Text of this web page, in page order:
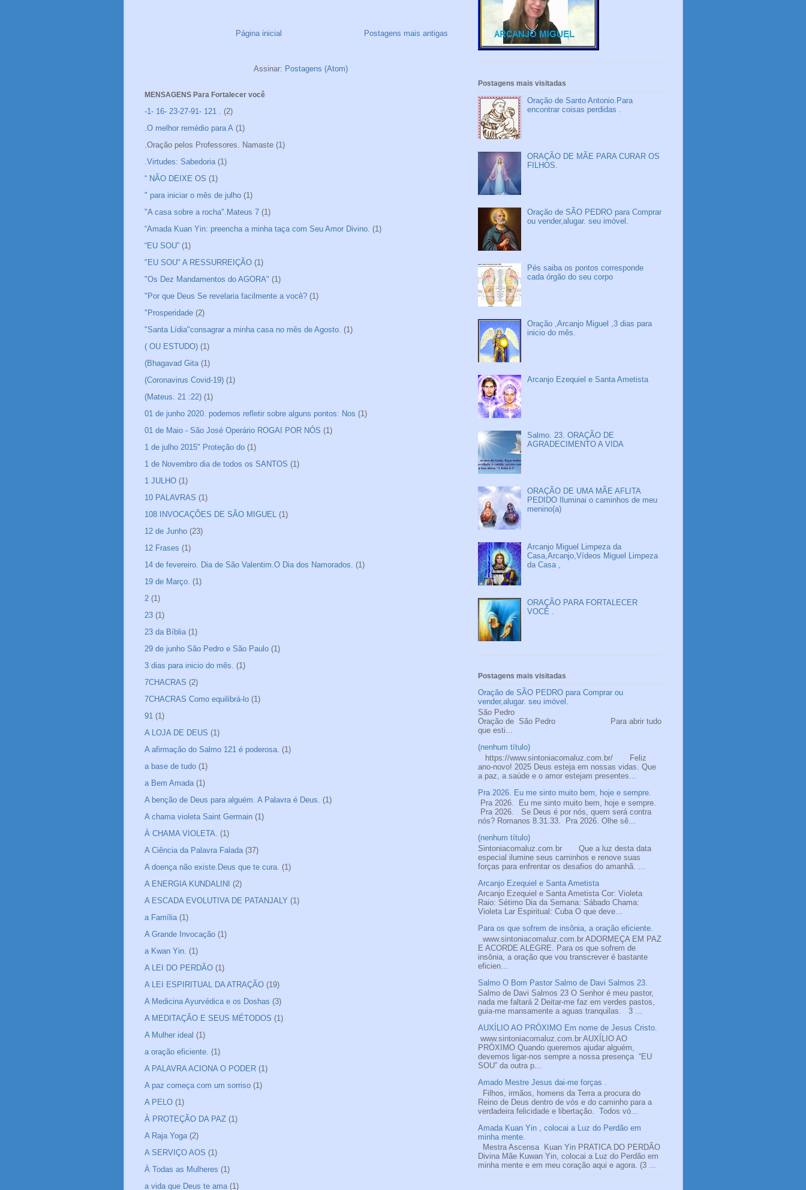
Postagens mais antigas
Página inicial
Assinar: Postagens (Atom)
MENSAGENS Para Fortalecer você
-1- 16- 23-27-91- 121 .
(2)
.O melhor remédio para A (1)
.Oração pelos Professores. Namaste (1)
.Virtudes: Sabedoria (1)
“ NÃO DEIXE OS (1)
" para iniciar o mês de julho (1)
"A casa sobre a rocha".Mateus 7 (1)
“Amada Kuan Yin: preencha a minha taça com Seu Amor Divino. (1)
“EU SOU” (1)
"EU SOU" A RESSURREIÇÃO (1)
"Os Dez Mandamentos do AGORA" (1)
"Por que Deus Se revelaria facilmente a você? (1)
"Prosperidade (2)
"Santa Lídia"consagrar a minha casa no mês de Agosto. (1)
( OU ESTUDO) (1)
(Bhagavad Gita (1)
(Coronavirus Covid-19) (1)
(Mateus. 21 :22) (1)
01 de junho 2020. podemos refletir sobre alguns pontos: Nos (1)
01 de Maio - São José Operário ROGAI POR NÓS (1)
1 de julho 2015" Proteção do (1)
1 de Novembro dia de todos os SANTOS (1)
1 JULHO (1)
10 PALAVRAS (1)
108 INVOCAÇÕES DE SÃO MIGUEL
(1)
12 de Junho (23)
12 Frases (1)
14 de fevereiro. Dia de São Valentim.O Dia dos Namorados. (1)
19 de Março. (1)
2 (1)
23 (1)
23 da Bíblia (1)
29 de junho São Pedro e São Paulo (1)
3 dias para inicio do mês. (1)
7CHACRAS (2)
7CHACRAS Como equilibrá-lo (1)
91 (1)
A LOJA DE DEUS (1)
A afirmação do Salmo 121 é poderosa. (1)
a base de tudo (1)
a Bem Amada (1)
A benção de Deus para alguém. A Palavra é Deus. (1)
A chama violeta Saint Germain (1)
À CHAMA VIOLETA. (1)
A Ciência da Palavra Falada (37)
A doença não existe.Deus que te cura. (1)
A ENERGIA KUNDALINI
(2)
A ESCADA EVOLUTIVA DE PATANJALY (1)
a Família (1)
A Grande Invocação (1)
a Kwan Yin. (1)
A LEI DO PERDÃO (1)
A LEI ESPIRITUAL DA ATRAÇÃO (19)
A Medicina Ayurvédica e os Doshas (3)
A MEDITAÇÃO E SEUS MÉTODOS (1)
A Mulher ideal (1)
a oração eficiente. (1)
A PALAVRA ACIONA O PODER (1)
A paz começa com um sorriso (1)
A PELO (1)
À PROTEÇÃO DA PAZ (1)
A Raja Yoga (2)
A SERVIÇO AOS (1)
À Todas as Mulheres (1)
a vida que Deus te ama (1)
Postagens mais visitadas
Oração de Santo Antonio.Para
encontrar coisas perdidas .
ORAÇÃO DE MÃE PARA CURAR OS
FILHOS.
Oração de SÃO PEDRO para Comprar
ou vender,alugar. seu imóvel.
Pés saiba os pontos corresponde
cada órgão do seu corpo
Oração ,Arcanjo Miguel ,3 dias para
inicio do mês.
Arcanjo Ezequiel e Santa Ametista
Salmo. 23. ORAÇÃO DE
AGRADECIMENTO A VIDA
ORAÇÃO DE UMA MÃE AFLITA
PEDIDO Iluminai o caminhos de meu
menino(a)
Arcanjo Miguel Limpeza da
Casa,Arcanjo,Vídeos Miguel Limpeza
da Casa ,
ORAÇÃO PARA FORTALECER
VOCÊ .
Postagens mais visitadas
Oração de SÃO PEDRO para Comprar ou
vender,alugar. seu imóvel.
São Pedro
Oração de São Pedro Para abrir tudo
que esti...
(nenhum título)
https://www.sintoniacomaluz.com.br/ Feliz
ano-novo! 2025 Deus esteja em nossas vidas. Que
a paz, a saúde e o amor estejam presentes...
Pra 2026. Eu me sinto muito bem, hoje e sempre.
Pra 2026. Eu me sinto muito bem, hoje e sempre.
Pra 2026. Se Deus é por nós, quem será contra
nós? Romanos 8.31.33. Pra 2026. Olhe sê...
(nenhum título)
Sintoniacomaluz.com.br Que a luz desta data
especial ilumine seus caminhos e renove suas
forças para enfrentar os desafios do amanhã. ...
Arcanjo Ezequiel e Santa Ametista
Arcanjo Ezequiel e Santa Ametista Cor: Violeta
Raio: Sétimo Dia da Semana: Sábado Chama:
Violeta Lar Espiritual: Cuba O que deve...
Para os que sofrem de insônia, a oração eficiente.
www.sintoniacomaluz.com.br ADORMEÇA EM PAZ
E ACORDE ALEGRE. Para os que sofrem de
insônia, a oração que vou transcrever é bastante
eficien...
Salmo O Bom Pastor Salmo de Davi Salmos 23.
Salmo de Davi Salmos 23 O Senhor é meu pastor,
nada me faltará 2 Deitar-me faz em verdes pastos,
guia-me mansamente a aguas tranquilas. 3 ...
AUXÍLIO AO PRÓXIMO Em nome de Jesus Cristo.
www.sintoniacomaluz.com.br AUXÍLIO AO
PRÓXIMO Quando queremos ajudar alguém,
devemos ligar-nos sempre a nossa presença “EU
SOU” da outra p...
Amado Mestre Jesus dai-me forças .
Filhos, irmãos, homens da Terra a procura do
Reino de Deus dentro de vós e do caminho para a
verdadeira felicidade e libertação. Todos vó...
Amada Kuan Yin , colocai a Luz do Perdão em
minha mente.
Mestra Ascensa Kuan Yin PRATICA DO PERDÃO
Divina Mãe Kuwan Yin, colocai a Luz do Perdão em
minha mente e em meu coração aqui e agora. (3 ...